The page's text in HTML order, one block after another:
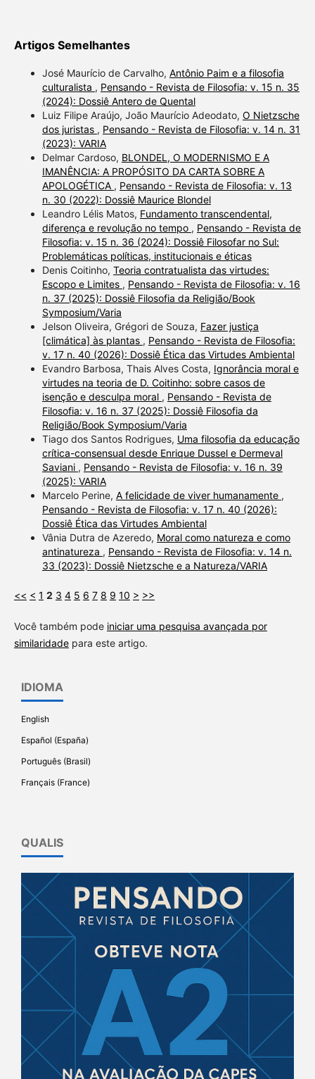
Artigos Semelhantes
José Maurício de Carvalho, Antônio Paim e a filosofia
culturalista , Pensando - Revista de Filosofia: v. 15 n. 35
(2024): Dossiê Antero de Quental
Luiz Filipe Araújo, João Maurício Adeodato, O Nietzsche
dos juristas , Pensando - Revista de Filosofia: v. 14 n. 31
(2023): VARIA
Delmar Cardoso, BLONDEL, O MODERNISMO E A
IMANÊNCIA: A PROPÓSITO DA CARTA SOBRE A
APOLOGÉTICA , Pensando - Revista de Filosofia: v. 13
n. 30 (2022): Dossiê Maurice Blondel
Leandro Lélis Matos, Fundamento transcendental,
diferença e revolução no tempo , Pensando - Revista de
Filosofia: v. 15 n. 36 (2024): Dossiê Filosofar no Sul:
Problemáticas políticas, institucionais e éticas
Denis Coitinho, Teoria contratualista das virtudes:
Escopo e Limites , Pensando - Revista de Filosofia: v. 16
n. 37 (2025): Dossiê Filosofia da Religião/Book
Symposium/Varia
Jelson Oliveira, Grégori de Souza, Fazer justiça
[climática] às plantas , Pensando - Revista de Filosofia:
v. 17 n. 40 (2026): Dossiê Ética das Virtudes Ambiental
Evandro Barbosa, Thais Alves Costa, Ignorância moral e
virtudes na teoria de D. Coitinho: sobre casos de
isenção e desculpa moral , Pensando - Revista de
Filosofia: v. 16 n. 37 (2025): Dossiê Filosofia da
Religião/Book Symposium/Varia
Tiago dos Santos Rodrigues, Uma filosofia da educação
crítica-consensual desde Enrique Dussel e Dermeval
Saviani , Pensando - Revista de Filosofia: v. 16 n. 39
(2025): VARIA
Marcelo Perine, A felicidade de viver humanamente ,
Pensando - Revista de Filosofia: v. 17 n. 40 (2026):
Dossiê Ética das Virtudes Ambiental
Vânia Dutra de Azeredo, Moral como natureza e como
antinatureza , Pensando - Revista de Filosofia: v. 14 n.
33 (2023): Dossiê Nietzsche e a Natureza/VARIA
<< < 1 2 3 4 5 6 7 8 9 10 > >>
Você também pode iniciar uma pesquisa avançada por
similaridadepara este artigo.
IDIOMA
English
Español (España)
Português (Brasil)
Français (France)
QUALIS